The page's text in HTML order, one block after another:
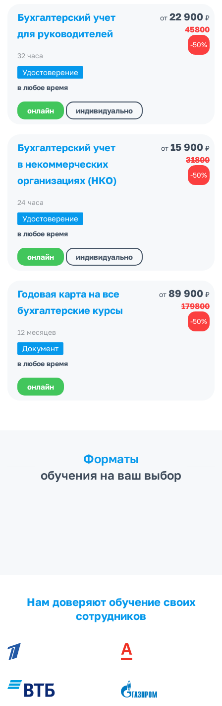
Бухгалтерский учет
для руководителей
32 часа
Удостоверение
в любое время
от 22 900 ₽
45800
-50%
онлайн индивидуально
Бухгалтерский учет
в некоммерческих
организациях (НКО)
24 часа
Удостоверение
в любое время
от 15 900 ₽
31800
-50%
онлайн индивидуально
Годовая карта на все
бухгалтерские курсы
12 месяцев
Документ
в любое время
от 89 900 ₽
179800
-50%
онлайн
Форматы
обучения на ваш выбор
Нам доверяют обучение своих
сотрудников